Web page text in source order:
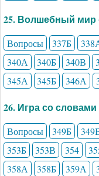
25. Волшебный мир
Вопросы 337Б
340А
340Б 340В
345А
345Б 346А
26. Игра со словами
Вопросы 349Б
353Б
353В 354
358А
358Б 359А